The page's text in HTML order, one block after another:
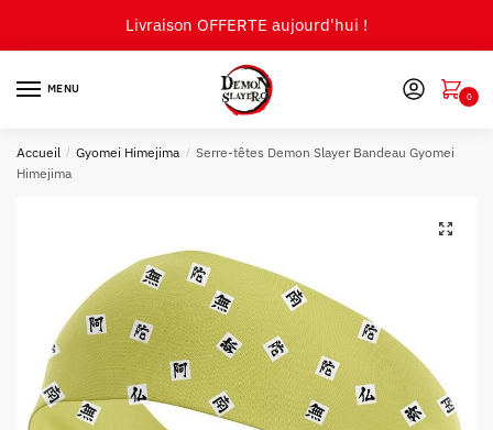
Livraison OFFERTE aujourd'hui !
MENU
0
Accueil / Gyomei Himejima / Serre-têtes Demon Slayer Bandeau Gyomei
Himejima
🔍